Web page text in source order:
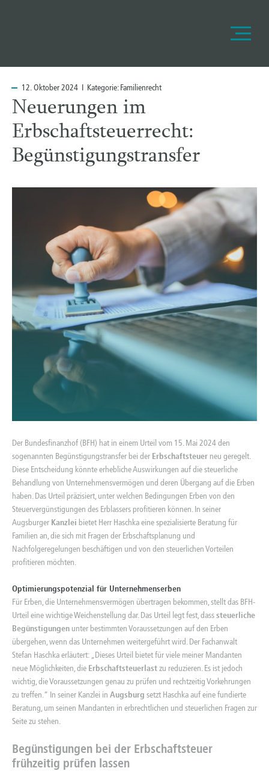
12.Oktober 2024 I Kategorie:Familienrecht
Neuerungen im
Erbschaftsteuerrecht:
Begünstigungstransfer
Der Bundesfinanzhof (BFH) hat in einem Urteil vom 15. Mai 2024 den
sogenannten Begünstigungstransfer bei der Erbschaftsteuer neu geregelt.
Diese Entscheidung könnte erhebliche Auswirkungen auf die steuerliche
Behandlung von Unternehmensvermögen und deren Übergang auf die Erben
haben. Das Urteil präzisiert, unter welchen Bedingungen Erben von den
Steuervergünstigungen des Erblassers profitieren können. In seiner
Augsburger Kanzlei bietet Herr Haschka eine spezialisierte Beratung für
Familien an, die sich mit Fragen der Erbschaftsplanung und
Nachfolgeregelungen beschäftigen und von den steuerlichen Vorteilen
profitieren möchten.
Optimierungspotenzial für Unternehmenserben
Für Erben, die Unternehmensvermögen übertragen bekommen, stellt das BFH-
Urteil eine wichtige Weichenstellung dar. Das Urteil legt fest, dasssteuerliche
Begünstigungen unter bestimmten Voraussetzungen auf den Erben
übergehen, wenn das Unternehmen weitergeführt wird. Der Fachanwalt
Stefan Haschka erläutert: „Dieses Urteil bietet für viele meiner Mandanten
neue Möglichkeiten, die Erbschaftsteuerlastzu reduzieren. Es ist jedoch
wichtig, die Voraussetzungen genau zu prüfen und rechtzeitig Vorkehrungen
zu treffen.“ In seiner Kanzlei in Augsburg setzt Haschka auf eine fundierte
Beratung, um seinen Mandanten in erbrechtlichen und steuerlichen Fragen zur
Seite zu stehen.
Begünstigungen bei der Erbschaftsteuer
frühzeitig prüfen lassen